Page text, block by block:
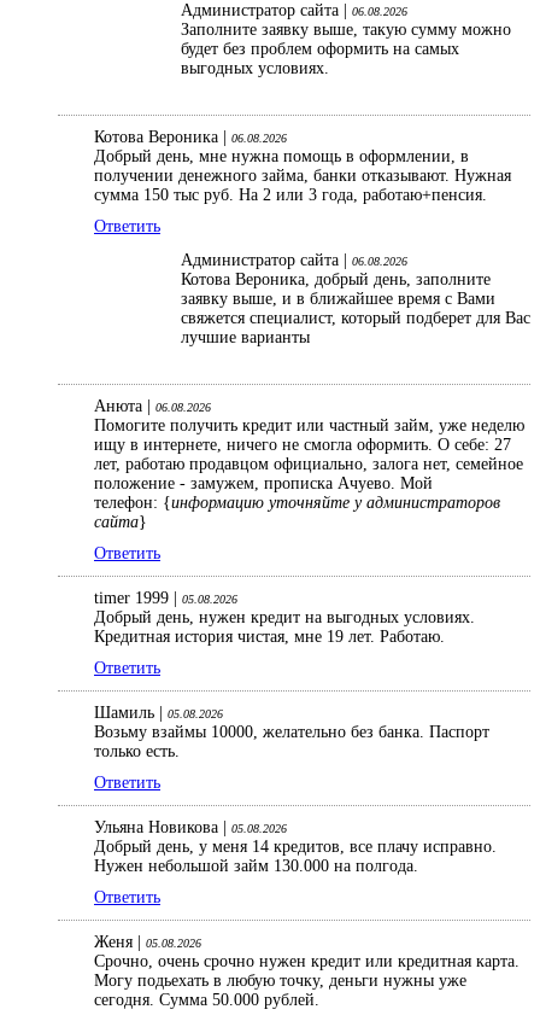
Администратор сайта |
06.08.2026
Заполните заявку выше, такую сумму можно
будет без проблем оформить на самых
выгодных условиях.
Котова Вероника | 06.08.2026
Добрый день, мне нужна помощь в оформлении, в
получении денежного займа, банки отказывают. Нужная
сумма 150 тыс руб. На 2 или 3 года, работаю+пенсия.
Ответить
Администратор сайта |
06.08.2026
Котова Вероника, добрый день, заполните
заявку выше, и в ближайшее время с Вами
свяжется специалист, который подберет для Вас
лучшие варианты
Анюта | 06.08.2026
Помогите получить кредит или частный займ, уже неделю
ищу в интернете, ничего не смогла оформить. О себе: 27
лет, работаю продавцом официально, залога нет, семейное
положение - замужем, прописка Ачуево. Мой
телефон: {информацию уточняйте у администраторов
сайта}
Ответить
timer 1999 | 05.08.2026
Добрый день, нужен кредит на выгодных условиях.
Кредитная история чистая, мне 19 лет. Работаю.
Ответить
Шамиль | 05.08.2026
Возьму взаймы 10000, желательно без банка. Паспорт
только есть.
Ответить
Ульяна Новикова | 05.08.2026
Добрый день, у меня 14 кредитов, все плачу исправно.
Нужен небольшой займ 130.000 на полгода.
Ответить
Женя | 05.08.2026
Срочно, очень срочно нужен кредит или кредитная карта.
Могу подьехать в любую точку, деньги нужны уже
сегодня. Сумма 50.000 рублей.